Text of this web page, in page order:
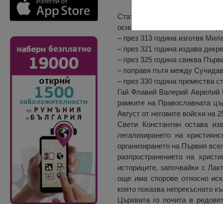
Статуята на Свети
основа са отбелязани важни
– през 313 година изготвя
– през 321 година издава
– през 325 година свиква
– поправя пътя между
– през 330 година премества
Гай Флавий Валерий Аврелий
рамките на Православната
Август от неговите войски на
Свети Константин остава
легализирането на
организирането на Първия
разпространението на
историците, започвайки с
още има спорове относно
която показва непрекъснато
Църквата го почита в